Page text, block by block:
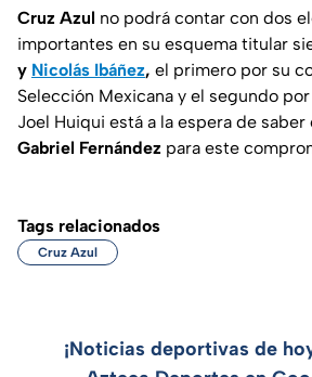
Cruz Azul no podrá contar con dos
importantes en su esquema titular
y Nicolás Ibáñez, el primero por su
Selección Mexicana y el segundo
Joel Huiqui está a la espera de
Gabriel Fernández para este
Tags relacionados
Cruz Azul
¡Noticias deportivas de